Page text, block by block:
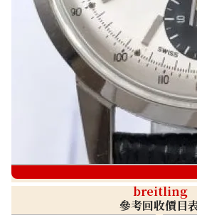
breitling
參考回收價目